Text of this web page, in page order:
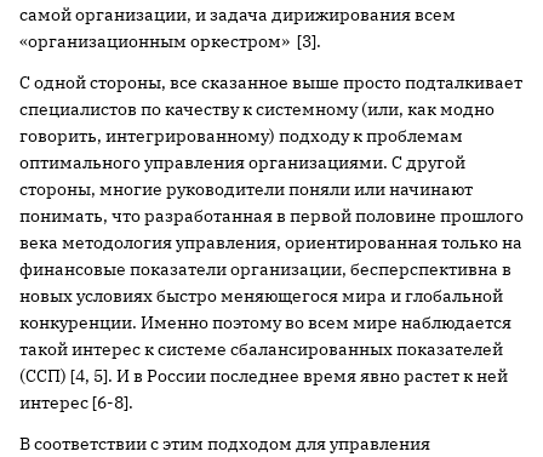
самой организации, и задача дирижирования всем
«организационным оркестром» [3].
С одной стороны, все сказанное выше просто подталкивает
специалистов по качеству к системному (или, как модно
говорить, интегрированному) подходу к проблемам
оптимального управления организациями. С другой
стороны, многие руководители поняли или начинают
понимать, что разработанная в первой половине прошлого
века методология управления, ориентированная только на
финансовые показатели организации, бесперспективна в
новых условиях быстро меняющегося мира и глобальной
конкуренции. Именно поэтому во всем мире наблюдается
такой интерес к системе сбалансированных показателей
(ССП) [4, 5]. И в России последнее время явно растет к ней
интерес [6-8].
В соответствии с этим подходом для управления